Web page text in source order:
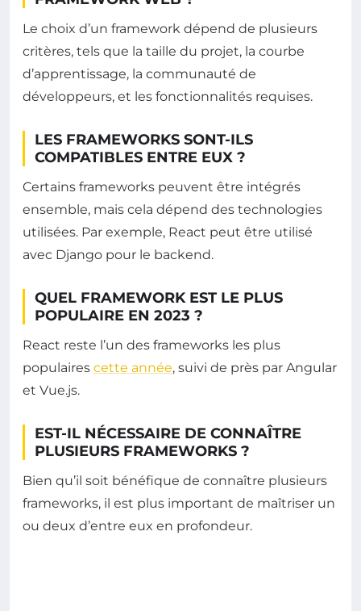
Le choix d’un framework dépend de plusieurs
critères, tels que la taille du projet, la courbe
d’apprentissage, la communauté de
développeurs, et les fonctionnalités requises.
LES FRAMEWORKS SONT-ILS
COMPATIBLES ENTRE EUX ?
Certains frameworks peuvent être intégrés
ensemble, mais cela dépend des technologies
utilisées. Par exemple, React peut être utilisé
avec Django pour le backend.
QUEL FRAMEWORK EST LE PLUS
POPULAIRE EN 2023 ?
React reste l’un des frameworks les plus
populaires cette année, suivi de près par Angular
et Vue.js.
EST-IL NÉCESSAIRE DE CONNAÎTRE
PLUSIEURS FRAMEWORKS ?
Bien qu’il soit bénéfique de connaître plusieurs
frameworks, il est plus important de maîtriser un
ou deux d’entre eux en profondeur.